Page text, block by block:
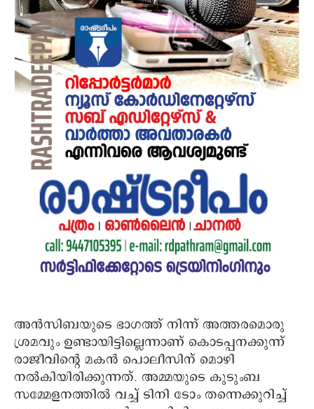
അന്‍സിബയുടെ ഭാഗത്ത് നിന്ന് അത്തരമൊരു
ശ്രമവും ഉണ്ടായിട്ടില്ലെന്നാണ് കൊടപ്പനക്കുന്ന്
രാജീവിന്റെ മകന്‍ പൊലീസിന് മൊഴി
നല്‍കിയിരിക്കുന്നത്. അമ്മയുടെ കുടുംബ
സമ്മേളനത്തില്‍ വച്ച് ടിനി ടോം തന്നെക്കുറിച്ച്